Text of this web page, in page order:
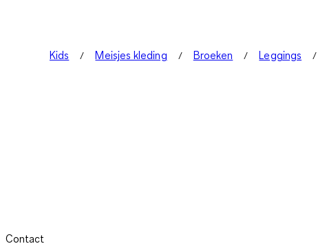
Kids Meisjes kleding Broeken Leggings
Contact